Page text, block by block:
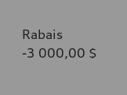
Rabais
-3 000,00 $